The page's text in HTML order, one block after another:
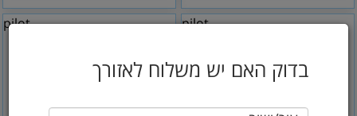
בדוק האם יש משלוח לאזורך
pilot
pilot